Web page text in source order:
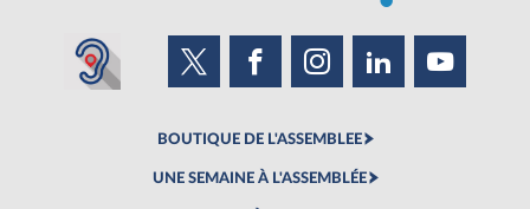
BOUTIQUE DE L'ASSEMBLEE
UNE SEMAINE À L'ASSEMBLÉE